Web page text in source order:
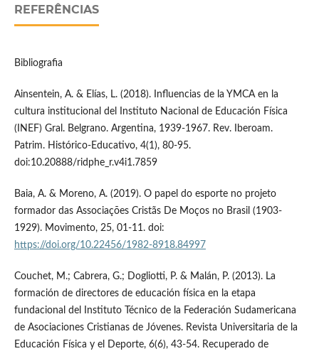
REFERÊNCIAS
Bibliografia
Ainsentein, A. & Elías, L. (2018). Influencias de la YMCA en la
cultura institucional del Instituto Nacional de Educación Física
(INEF) Gral. Belgrano. Argentina, 1939-1967. Rev. Iberoam.
Patrim. Histórico-Educativo, 4(1), 80-95.
doi:10.20888/ridphe_r.v4i1.7859
Baia, A. & Moreno, A. (2019). O papel do esporte no projeto
formador das Associações Cristãs De Moços no Brasil (1903-
1929). Movimento, 25, 01-11. doi:
https://doi.org/10.22456/1982-8918.84997
Couchet, M.; Cabrera, G.; Dogliotti, P. & Malán, P. (2013). La
formación de directores de educación física en la etapa
fundacional del Instituto Técnico de la Federación Sudamericana
de Asociaciones Cristianas de Jóvenes. Revista Universitaria de la
Educación Física y el Deporte, 6(6), 43-54. Recuperado de